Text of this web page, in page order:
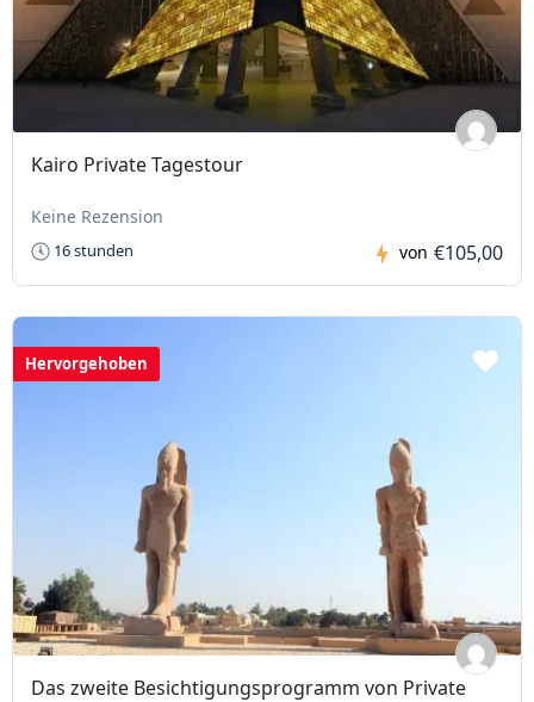
Kairo Private Tagestour
Keine Rezension
16 stunden von €105,00
Hervorgehoben
Das zweite Besichtigungsprogramm von Private